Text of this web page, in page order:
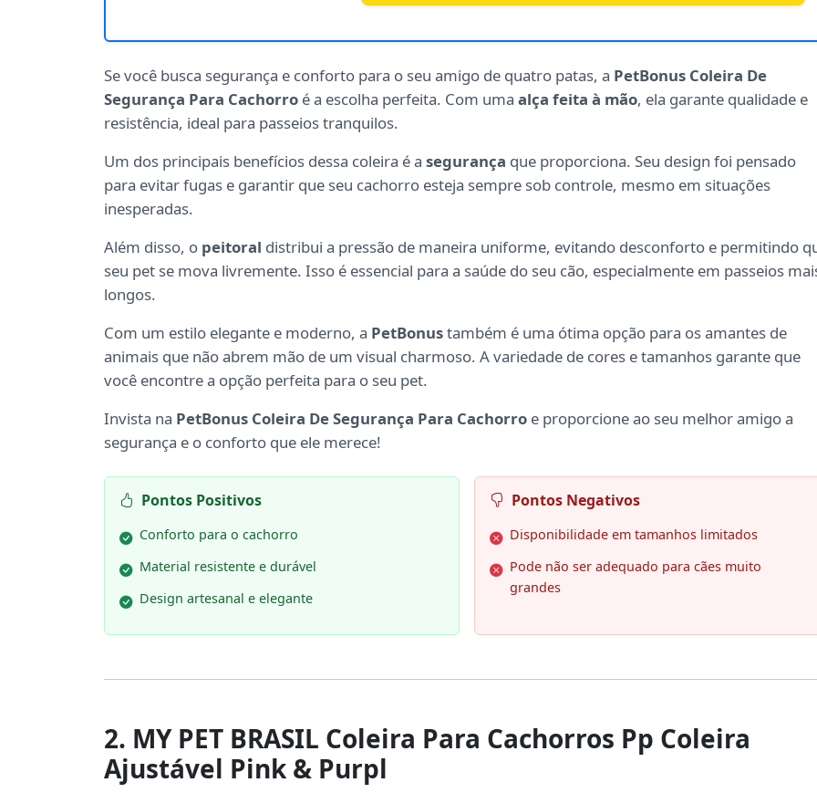
Se você busca segurança e conforto para o seu amigo de quatro patas, a PetBonus Coleira De
Segurança Para Cachorro é a escolha perfeita. Com uma alça feita à mão, ela garante qualidade e
resistência, ideal para passeios tranquilos.
Um dos principais benefícios dessa coleira é a segurança que proporciona. Seu design foi pensado
para evitar fugas e garantir que seu cachorro esteja sempre sob controle, mesmo em situações
inesperadas.
Além disso, o peitoral distribui a pressão de maneira uniforme, evitando desconforto e permitindo
seu pet se mova livremente. Isso é essencial para a saúde do seu cão, especialmente em passeios
longos.
Com um estilo elegante e moderno, a PetBonustambém é uma ótima opção para os amantes de
animais que não abrem mão de um visual charmoso. A variedade de cores e tamanhos garante que
você encontre a opção perfeita para o seu pet.
Invista na PetBonus Coleira De Segurança Para Cachorro e proporcione ao seu melhor amigo a
segurança e o conforto que ele merece!
Pontos Positivos
Conforto para o cachorro
Material resistente e durável
Design artesanal e elegante
Pontos Negativos
Disponibilidade em tamanhos limitados
Pode não ser adequado para cães muito
grandes
2. MY PET BRASIL Coleira Para Cachorros Pp Coleira
Ajustável Pink & Purpl